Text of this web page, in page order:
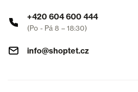
+420 604 600 444
(Po - Pá 8 – 18:30)
info@shoptet.cz